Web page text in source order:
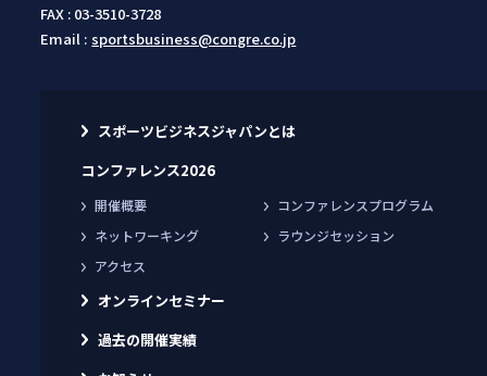
FAX : 03-3510-3728
Email : sportsbusiness@congre.co.jp
スポーツビジネスジャパンとは
コンファレンス2026
開催概要
コンファレンスプログラム
ネットワーキング
ラウンジセッション
アクセス
オンラインセミナー
過去の開催実績